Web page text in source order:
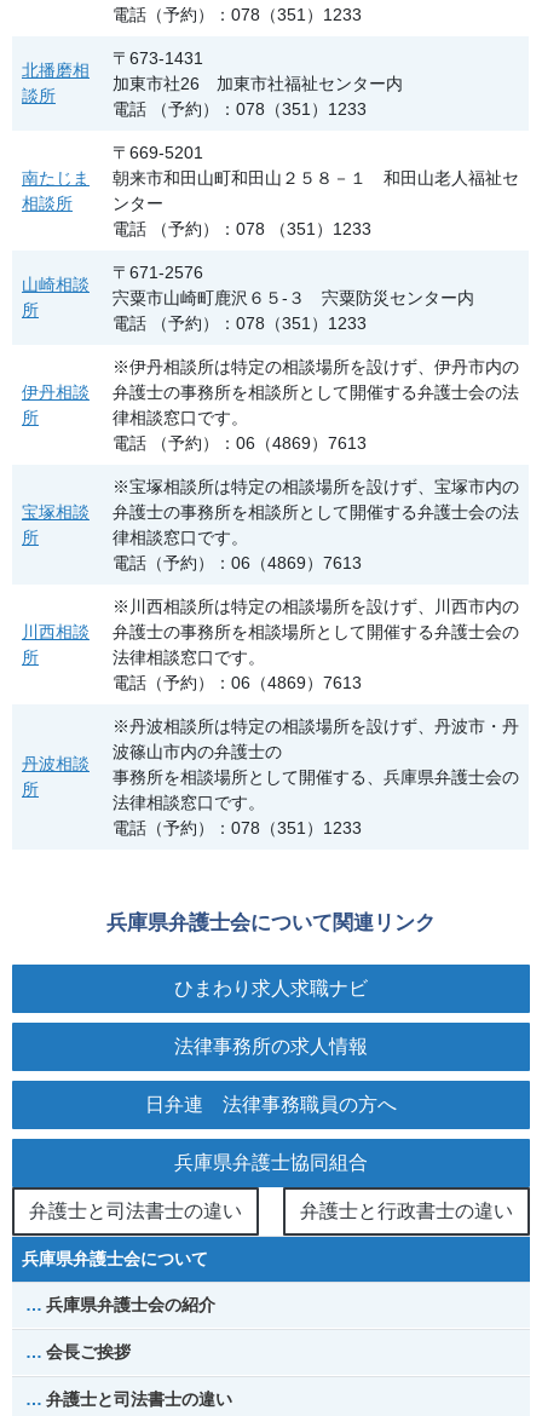
電話（予約）：078（351）1233
北播磨相
談所
〒673-1431
加東市社26 加東市社福祉センター内
電話 （予約）：078（351）1233
南たじま
相談所
〒669-5201
朝来市和田山町和田山２５８－１ 和田山老人福祉セ
ンター
電話 （予約）：078 （351）1233
山崎相談
所
〒671-2576
宍粟市山崎町鹿沢６５-３ 宍粟防災センター内
電話 （予約）：078（351）1233
伊丹相談
所
※伊丹相談所は特定の相談場所を設けず、伊丹市内の
弁護士の事務所を相談所として開催する弁護士会の法
律相談窓口です。
電話 （予約）：06（4869）7613
宝塚相談
所
※宝塚相談所は特定の相談場所を設けず、宝塚市内の
弁護士の事務所を相談所として開催する弁護士会の法
律相談窓口です。
電話（予約）：06（4869）7613
川西相談
所
※川西相談所は特定の相談場所を設けず、川西市内の
弁護士の事務所を相談場所として開催する弁護士会の
法律相談窓口です。
電話（予約）：06（4869）7613
丹波相談
所
※丹波相談所は特定の相談場所を設けず、丹波市・丹
波篠山市内の弁護士の
事務所を相談場所として開催する、兵庫県弁護士会の
法律相談窓口です。
電話（予約）：078（351）1233
兵庫県弁護士会について関連リンク
ひまわり求人求職ナビ
法律事務所の求人情報
日弁連 法律事務職員の方へ
兵庫県弁護士協同組合
弁護士と司法書士の違い 弁護士と行政書士の違い
兵庫県弁護士会について
兵庫県弁護士会の紹介
会長ご挨拶
弁護士と司法書士の違い